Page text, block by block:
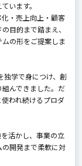
います。
・売上向上・顧客
目的まで踏まえ、
の形をご提案しま
独学で身につけ、創
んできました。だ
われ続けるプロダ
活かし、事業の立
開発まで柔軟に対